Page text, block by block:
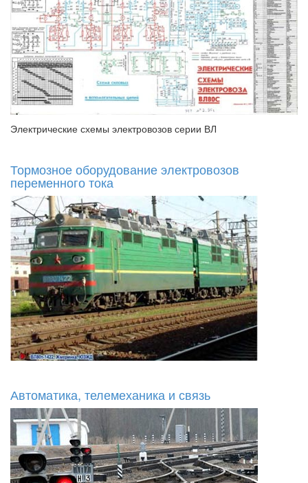
Электрические схемы электровозов серии ВЛ
Тормозное оборудование электровозов
переменного тока
Автоматика, телемеханика и связь